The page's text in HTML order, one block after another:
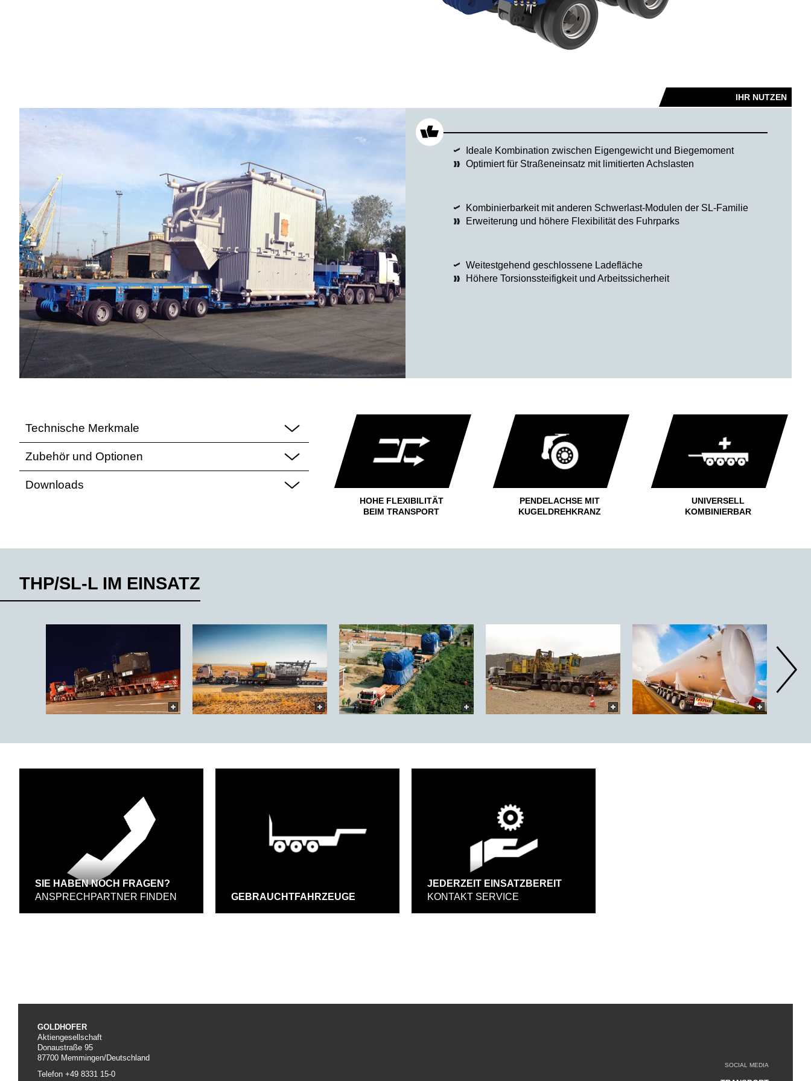
IHR NUTZEN
Ideale Kombination zwischen Eigengewicht und Biegemoment
Optimiert für Straßeneinsatz mit limitierten Achslasten
Kombinierbarkeit mit anderen Schwerlast-Modulen der SL-Familie
Erweiterung und höhere Flexibilität des Fuhrparks
Weitestgehend geschlossene Ladefläche
Höhere Torsionssteifigkeit und Arbeitssicherheit
Technische Merkmale
Zubehör und Optionen
Downloads
HOHE FLEXIBILITÄT
BEIM TRANSPORT
PENDELACHSE MIT
KUGELDREHKRANZ
UNIVERSELL
KOMBINIERBAR
THP/SL-L IM EINSATZ
SIE HABEN NOCH FRAGEN?
ANSPRECHPARTNER FINDEN
GEBRAUCHTFAHRZEUGE
JEDERZEIT EINSATZBEREIT
KONTAKT SERVICE
GOLDHOFER
Aktiengesellschaft
Donaustraße 95
87700 Memmingen/Deutschland
Telefon +49 8331 15-0
SOCIAL MEDIA